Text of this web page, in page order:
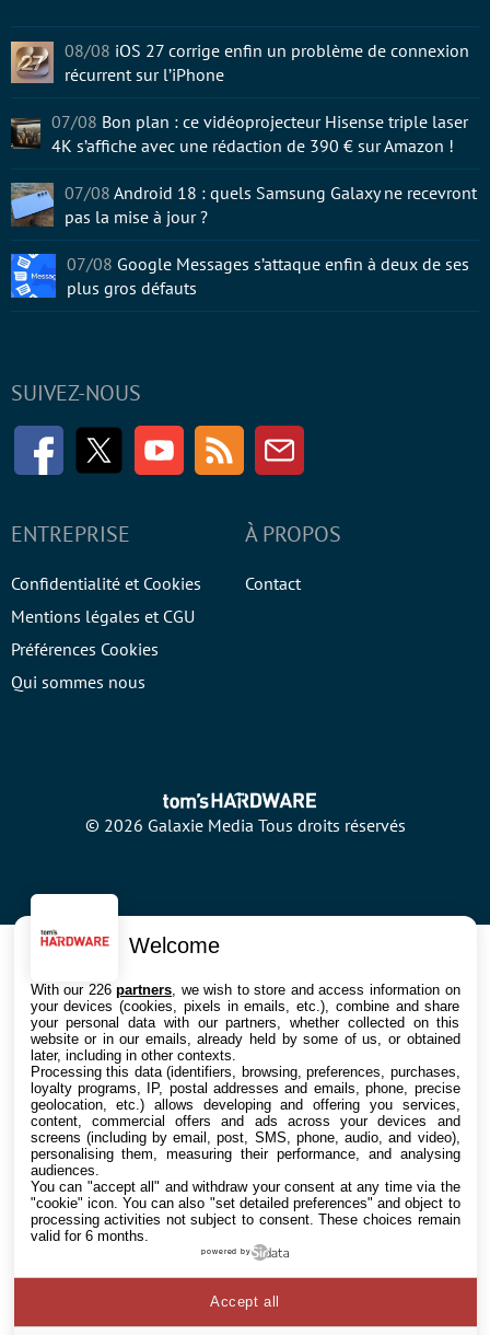
SUIVEZ-NOUS
FacebookTwitter Youtube RSS Newsletter
ENTREPRISE
Confidentialité et Cookies
Mentions légales et CGU
Préférences Cookies
Qui sommes nous
À PROPOS
Contact
© 2026 Galaxie Media Tous droits réservés
08/08 iOS 27 corrige enfin un problème de connexion
récurrent sur l’iPhone
07/08 Bon plan : ce vidéoprojecteur Hisense triple laser
4K s’affiche avec une rédaction de 390 € sur Amazon !
07/08 Android 18 : quels Samsung Galaxy ne recevront
pas la mise à jour ?
07/08 Google Messages s’attaque enfin à deux de ses
plus gros défauts
Welcome
With our 226partners , we wish to store and access information on
your devices (cookies, pixels in emails, etc.), combine and share
your personal data with our partners, whether collected on this
website or in our emails, already held by some of us, or obtained
later, including in other contexts.
Processing this data (identifiers, browsing, preferences, purchases,
loyalty programs, IP, postal addresses and emails, phone, precise
geolocation, etc.) allows developing and offering you services,
content, commercial offers and ads across your devices and
screens (including by email, post, SMS, phone, audio, and video),
personalising them, measuring their performance, and analysing
audiences.
You can "accept all" and withdraw your consent at any time via the
"cookie" icon. You can also "set detailed preferences" and object to
processing activities not subject to consent. These choices remain
valid for 6 months.
powered by
Accept all